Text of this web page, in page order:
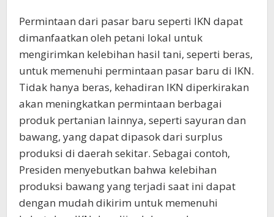
Permintaan dari pasar baru seperti IKN dapat
dimanfaatkan oleh petani lokal untuk
mengirimkan kelebihan hasil tani, seperti beras,
untuk memenuhi permintaan pasar baru di IKN.
Tidak hanya beras, kehadiran IKN diperkirakan
akan meningkatkan permintaan berbagai
produk pertanian lainnya, seperti sayuran dan
bawang, yang dapat dipasok dari surplus
produksi di daerah sekitar. Sebagai contoh,
Presiden menyebutkan bahwa kelebihan
produksi bawang yang terjadi saat ini dapat
dengan mudah dikirim untuk memenuhi